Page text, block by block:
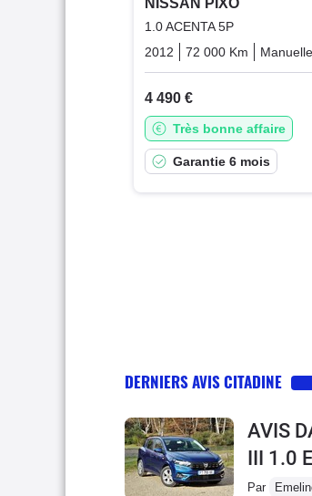
NISSAN PIXO
1.0 ACENTA 5P
2012
72 000 Km Manuelle
4 490 €
Très bonne affaire
Garantie 6 mois
DERNIERS AVIS CITADINE
AVIS
III 1.0
Par